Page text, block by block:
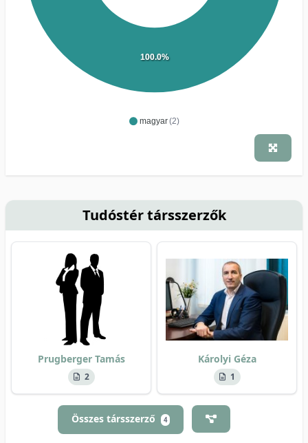
magyar(2)
100.0%
Tudóstér társszerzők
Prugberger Tamás
2
Károlyi Géza
1
Összes társszerző 4